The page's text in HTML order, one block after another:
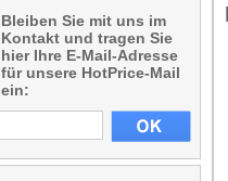
Bleiben Sie mit uns im
Kontakt und tragen Sie
hier Ihre E-Mail-Adresse
für unsere HotPrice-Mail
ein: